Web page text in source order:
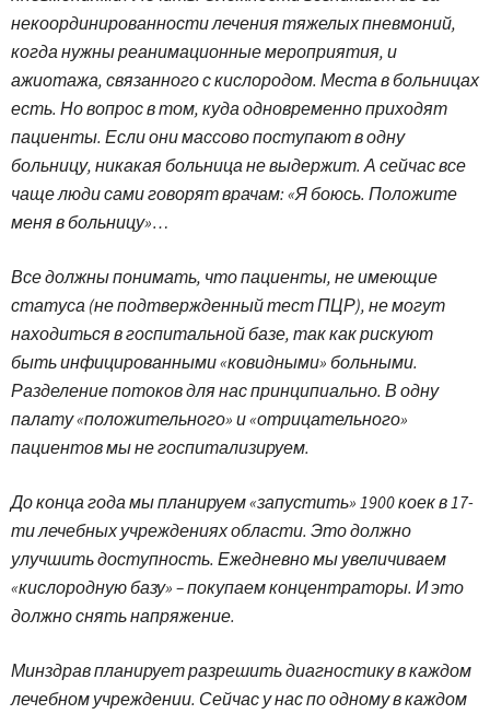
некоординированности лечения тяжелых пневмоний,
когда нужны реанимационные мероприятия, и
ажиотажа, связанного с кислородом. Места в больницах
есть. Но вопрос в том, куда одновременно приходят
пациенты. Если они массово поступают в одну
больницу, никакая больница не выдержит. А сейчас все
чаще люди сами говорят врачам: «Я боюсь. Положите
меня в больницу»…
Все должны понимать, что пациенты, не имеющие
статуса (не подтвержденный тест ПЦР), не могут
находиться в госпитальной базе, так как рискуют
быть инфицированными «ковидными» больными.
Разделение потоков для нас принципиально. В одну
палату «положительного» и «отрицательного»
пациентов мы не госпитализируем.
До конца года мы планируем «запустить» 1900 коек в 17-
ти лечебных учреждениях области. Это должно
улучшить доступность. Ежедневно мы увеличиваем
«кислородную базу» – покупаем концентраторы. И это
должно снять напряжение.
Минздрав планирует разрешить диагностику в каждом
лечебном учреждении. Сейчас у нас по одному в каждом